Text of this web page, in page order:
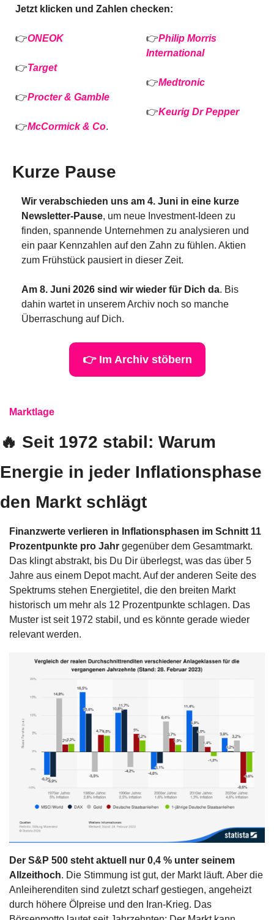
Jetzt klicken und Zahlen checken:
👉ONEOK
👉Target
👉Procter & Gamble
👉McCormick & Co.
👉Philip Morris
International
👉Medtronic
👉Keurig Dr Pepper
Kurze Pause
Wir verabschieden uns am 4. Juni in eine kurze
Newsletter-Pause, um neue Investment-Ideen zu
finden, spannende Unternehmen zu analysieren und
ein paar Kennzahlen auf den Zahn zu fühlen. Aktien
zum Frühstück pausiert in dieser Zeit.
Am 8. Juni 2026 sind wir wieder für Dich da. Bis
dahin wartet in unserem Archiv noch so manche
Überraschung auf Dich.
👉 Im Archiv stöbern
Marktlage
🔥 Seit 1972 stabil: Warum
Energie in jeder Inflationsphase
den Markt schlägt
Finanzwerte verlieren in Inflationsphasen im Schnitt 11
Prozentpunkte pro Jahr gegenüber dem Gesamtmarkt.
Das klingt abstrakt, bis Du Dir überlegst, was das über 5
Jahre aus einem Depot macht. Auf der anderen Seite des
Spektrums stehen Energietitel, die den breiten Markt
historisch um mehr als 12 Prozentpunkte schlagen. Das
Muster ist seit 1972 stabil, und es könnte gerade wieder
relevant werden.
Der S&P 500 steht aktuell nur 0,4 % unter seinem
Allzeithoch. Die Stimmung ist gut, der Markt läuft. Aber die
Anleiherenditen sind zuletzt scharf gestiegen, angeheizt
durch höhere Ölpreise und den Iran-Krieg. Das